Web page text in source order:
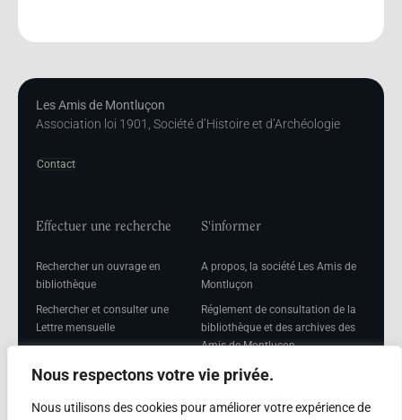
Nous respectons votre vie privée.
Nous utilisons des cookies pour améliorer votre expérience de
Les Amis de Montluçon
Association loi 1901, Société d’Histoire et d’Archéologie
Contact
Effectuer une recherche
Rechercher un ouvrage en
bibliothèque
Rechercher et consulter une
Lettre mensuelle
mensuelle
S'informer
A propos, la société Les Amis de
Montluçon
Réglement de consultation de la
bibliothèque et des archives des
Amis de Montluçon
Mentions légales